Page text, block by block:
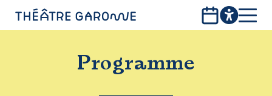
PROGRAMME
INFOS PRATIQUES
Programme